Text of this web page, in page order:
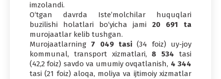
imzolandi.
O‘tgan davrda Iste’molchilar huquqlari
buzilishi holatlari bo‘yicha jami 20 691 ta
murojaatlar kelib tushgan.
Murojaatlarning 7 049 tasi (34 foiz) uy-joy
kommunal, transport xizmatlari, 8 534 tasi
(42,2 foiz) savdo va umumiy ovqatlanish, 4 344
tasi (21 foiz) aloqa, moliya va ijtimoiy xizmatlar